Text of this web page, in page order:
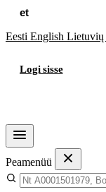
et
Eesti English Lietuvių
Logi sisse
Peamenüü